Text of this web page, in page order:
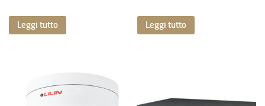
Leggi tutto Leggi tutto